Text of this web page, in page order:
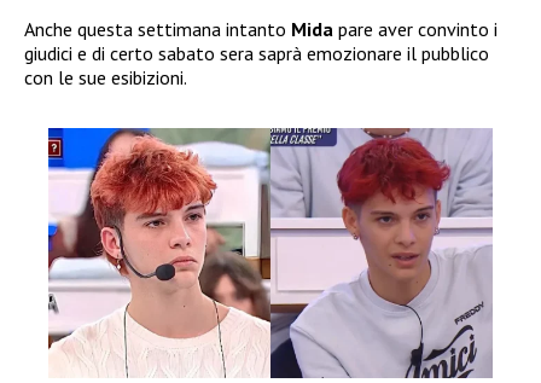
Anche questa settimana intanto Mida pare aver convinto i
giudici e di certo sabato sera saprà emozionare il pubblico
con le sue esibizioni.